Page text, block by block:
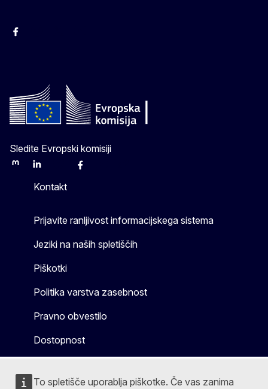
To spletišče uporablja piškotke. Če vas zanima
Facebook
Sledite Evropski komisiji
MastodonLinkedInBlueskyFacebook
Kontakt
Prijavite ranljivost informacijskega sistema
Jeziki na naših spletiščih
Piškotki
Politika varstva zasebnost
Pravno obvestilo
Dostopnost